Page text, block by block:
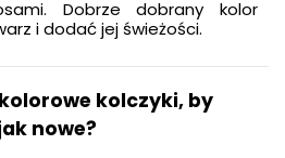
Dobrze dobrany kolor
i dodać jej świeżości.
kolczyki, by
nowe?